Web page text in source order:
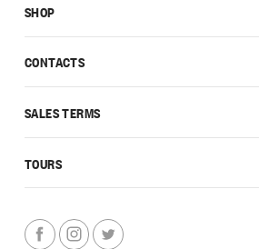
CONTACTS
SALES TERMS
TOURS
SHOP